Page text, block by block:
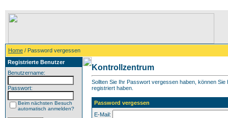
Home / Password vergessen
Registrierte Benutzer
Benutzername:
Passwort:
Beim nächsten Besuch
automatisch anmelden?
Kontrollzentrum
Sollten Sie Ihr Passwort vergessen haben, können
registriert haben.
Password vergessen
E-Mail: